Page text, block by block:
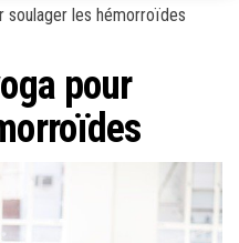
soulager les hémorroïdes
pour